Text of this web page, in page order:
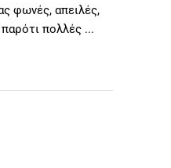
φωνές, απειλές,
πολλές